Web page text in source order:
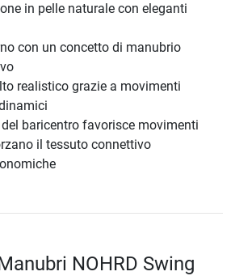
in pelle naturale con eleganti
con un concetto di manubrio
realistico grazie a movimenti
baricentro favorisce movimenti
il tessuto connettivo
NOHRD Swing